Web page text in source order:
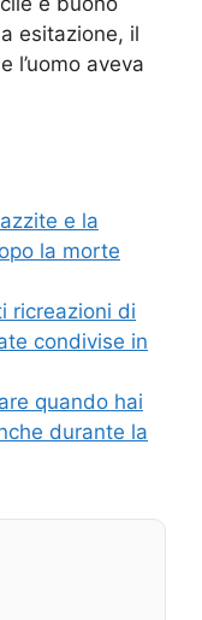
esitazione, il
l’uomo aveva
e la
la morte
ricreazioni di
condivise in
quando hai
durante la